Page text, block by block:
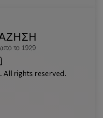
. All rights reserved.